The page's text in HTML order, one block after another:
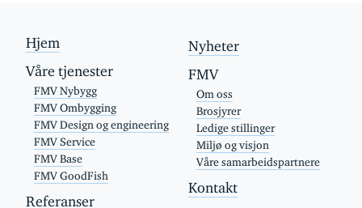
Hjem
Våre tjenester
FMV Nybygg
FMV Ombygging
FMV Design og engineering
FMV Service
FMV Base
FMV GoodFish
Referanser
Nyheter
FMV
Om oss
Brosjyrer
Ledige stillinger
Miljø og visjon
Våre samarbeidspartnere
Kontakt